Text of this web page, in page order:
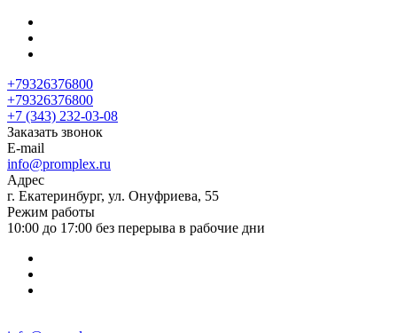
+79326376800
+79326376800
+7 (343) 232-03-08
Заказать звонок
E-mail
info@promplex.ru
Адрес
г. Екатеринбург, ул. Онуфриева, 55
Режим работы
10:00 до 17:00 без перерыва в рабочие дни